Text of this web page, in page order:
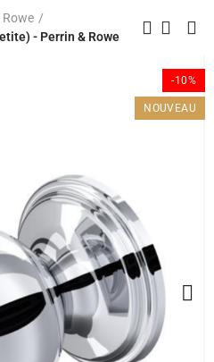
Rowe
- Perrin & Rowe
-10%
NOUVEAU